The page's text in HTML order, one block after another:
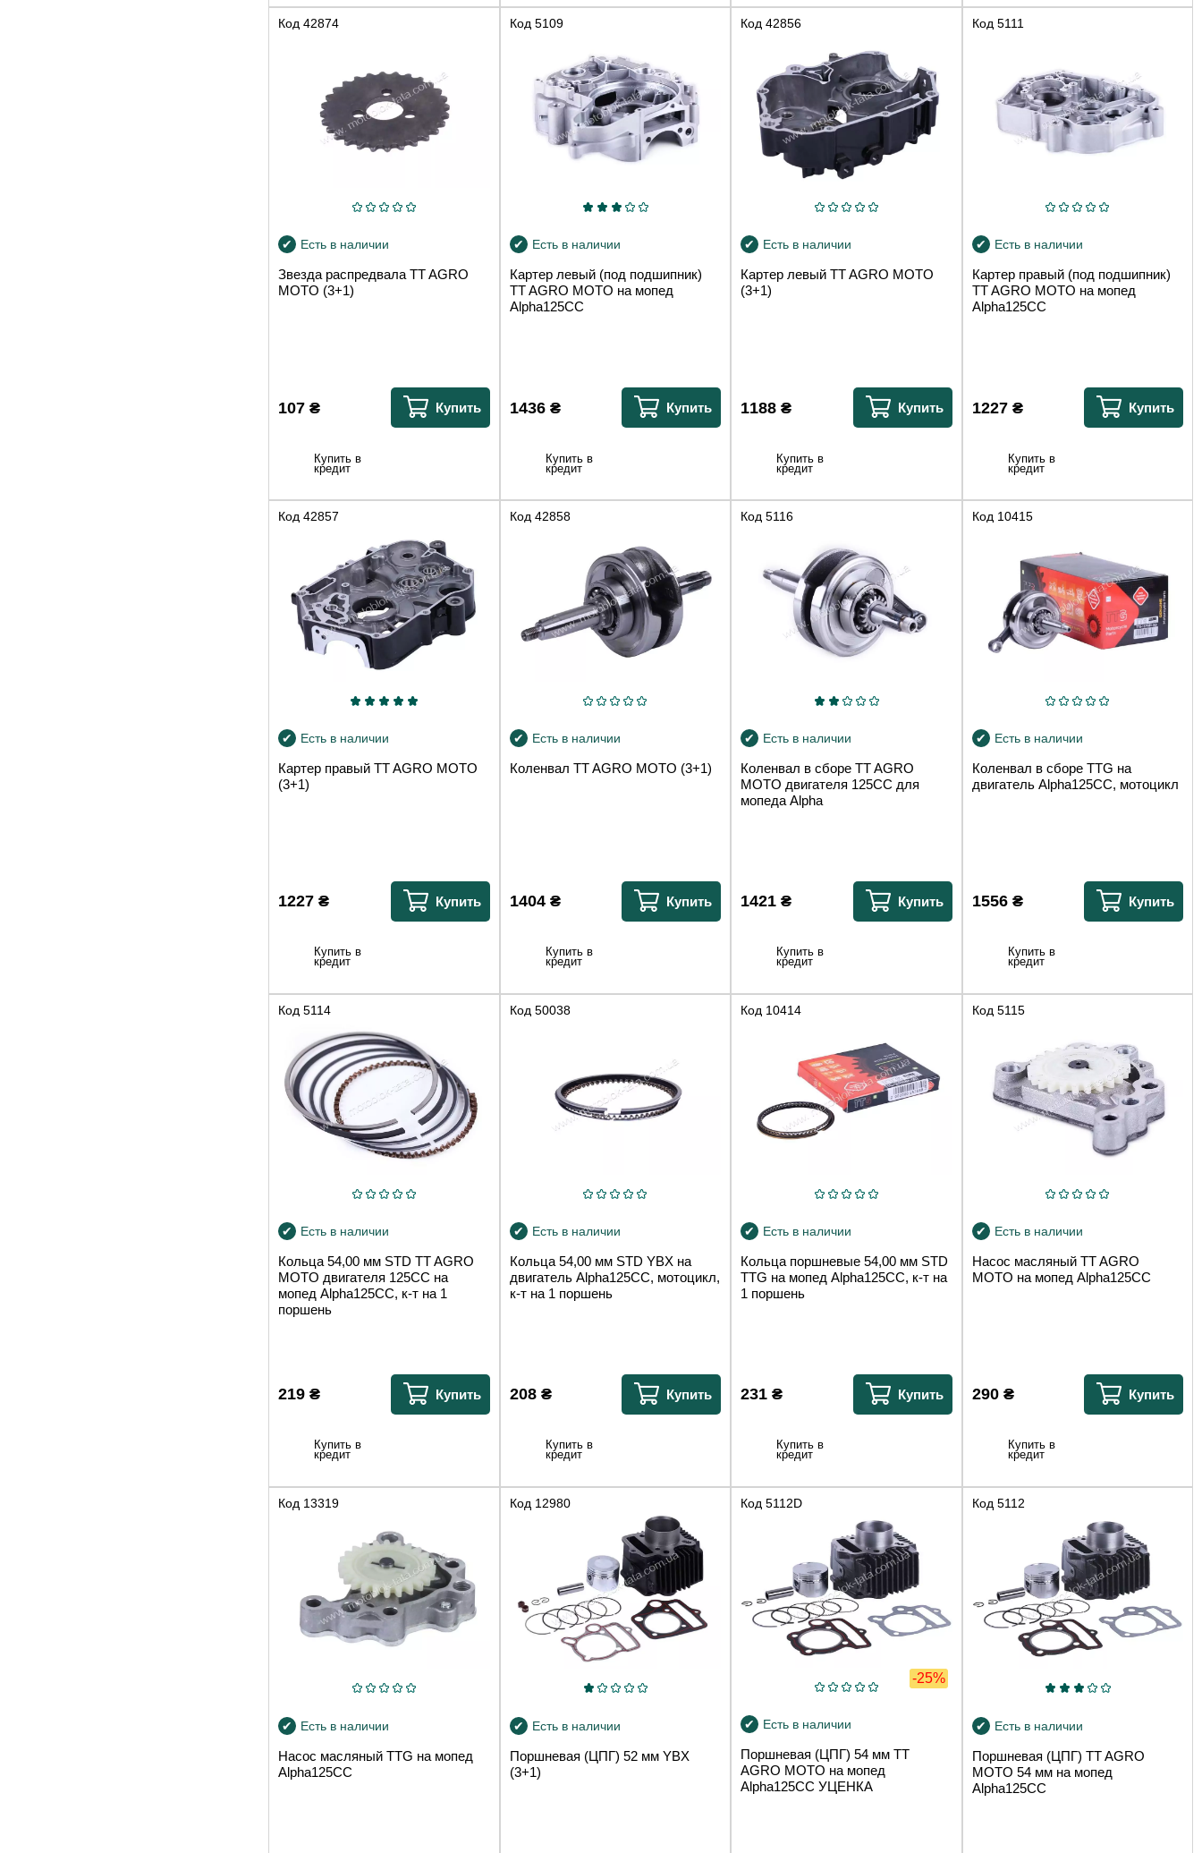
Код 42874
Есть в наличии
Звезда распредвала TT AGRO
MOTO (3+1)
107 ₴ Купить
Купить в
кредит
Код 5109
Есть в наличии
Картер левый (под подшипник)
TT AGRO MOTO на мопед
Alpha125CC
1436₴ Купить
Купить в
кредит
Код 42856
Есть в наличии
Картер левый TT AGRO MOTO
(3+1)
1188 ₴ Купить
Купить в
кредит
Код 5111
Есть в наличии
Картер правый (под подшипник)
TT AGRO MOTO на мопед
Alpha125СС
1227₴ Купить
Купить в
кредит
Код 42857
Есть в наличии
Картер правый TT AGRO MOTO
(3+1)
1227 ₴ Купить
Купить в
кредит
Код 42858
Есть в наличии
Коленвал TT AGRO MOTO (3+1)
1404₴ Купить
Купить в
кредит
Код 5116
Есть в наличии
Коленвал в сборе TT AGRO
MOTO двигателя 125СС для
мопеда Alpha
1421 ₴ Купить
Купить в
кредит
Код 10415
Есть в наличии
Коленвал в сборе TTG на
двигатель Alpha125СС, мотоцикл
1556₴ Купить
Купить в
кредит
Код 5114
Есть в наличии
Кольца 54,00 мм STD TT AGRO
MOTO двигателя 125CC на
мопед Alpha125CC, к-т на 1
поршень
219 ₴ Купить
Купить в
кредит
Код 50038
Есть в наличии
Кольца 54,00 мм STD YBX на
двигатель Alpha125СС, мотоцикл,
к-т на 1 поршень
208₴ Купить
Купить в
кредит
Код 10414
Есть в наличии
Кольца поршневые 54,00 мм STD
TTG на мопед Alpha125CC, к-т на
1 поршень
231 ₴ Купить
Купить в
кредит
Код 5115
Есть в наличии
Насос масляный TT AGRO
MOTO на мопед Alpha125СС
290₴ Купить
Купить в
кредит
Код 13319
Есть в наличии
Насос масляный TTG на мопед
Alpha125СС
Код 12980
Есть в наличии
Поршневая (ЦПГ) 52 мм YBX
(3+1)
Код 5112D
-25%
Есть в наличии
Поршневая (ЦПГ) 54 мм TT
AGRO MOTO на мопед
Alpha125СС УЦЕНКА
Код 5112
Есть в наличии
Поршневая (ЦПГ) TT AGRO
MOTO 54 мм на мопед
Alpha125СС